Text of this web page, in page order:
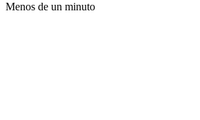
Menos de un minuto